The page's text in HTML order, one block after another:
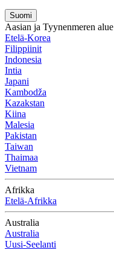
Suomi
Aasian ja Tyynenmeren alue
Etelä-Korea
Filippiinit
Indonesia
Intia
Japani
Kambodža
Kazakstan
Kiina
Malesia
Pakistan
Taiwan
Thaimaa
Vietnam
Afrikka
Etelä-Afrikka
Australia
Australia
Uusi-Seelanti